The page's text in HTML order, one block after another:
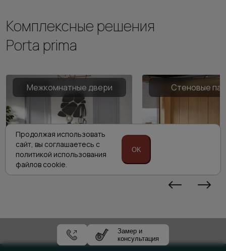
Комплексные решения
Porta prima
Межкомнатные двери Стеновые
Замер и
консультация
Продолжая использовать
сайт, вы соглашаетесь с
политикой использования
файлов cookie.
OK